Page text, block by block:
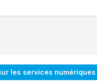
les services numériques